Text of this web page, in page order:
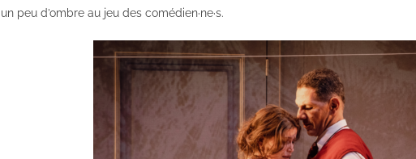
un peu d’ombre au jeu des comédien·ne·s.